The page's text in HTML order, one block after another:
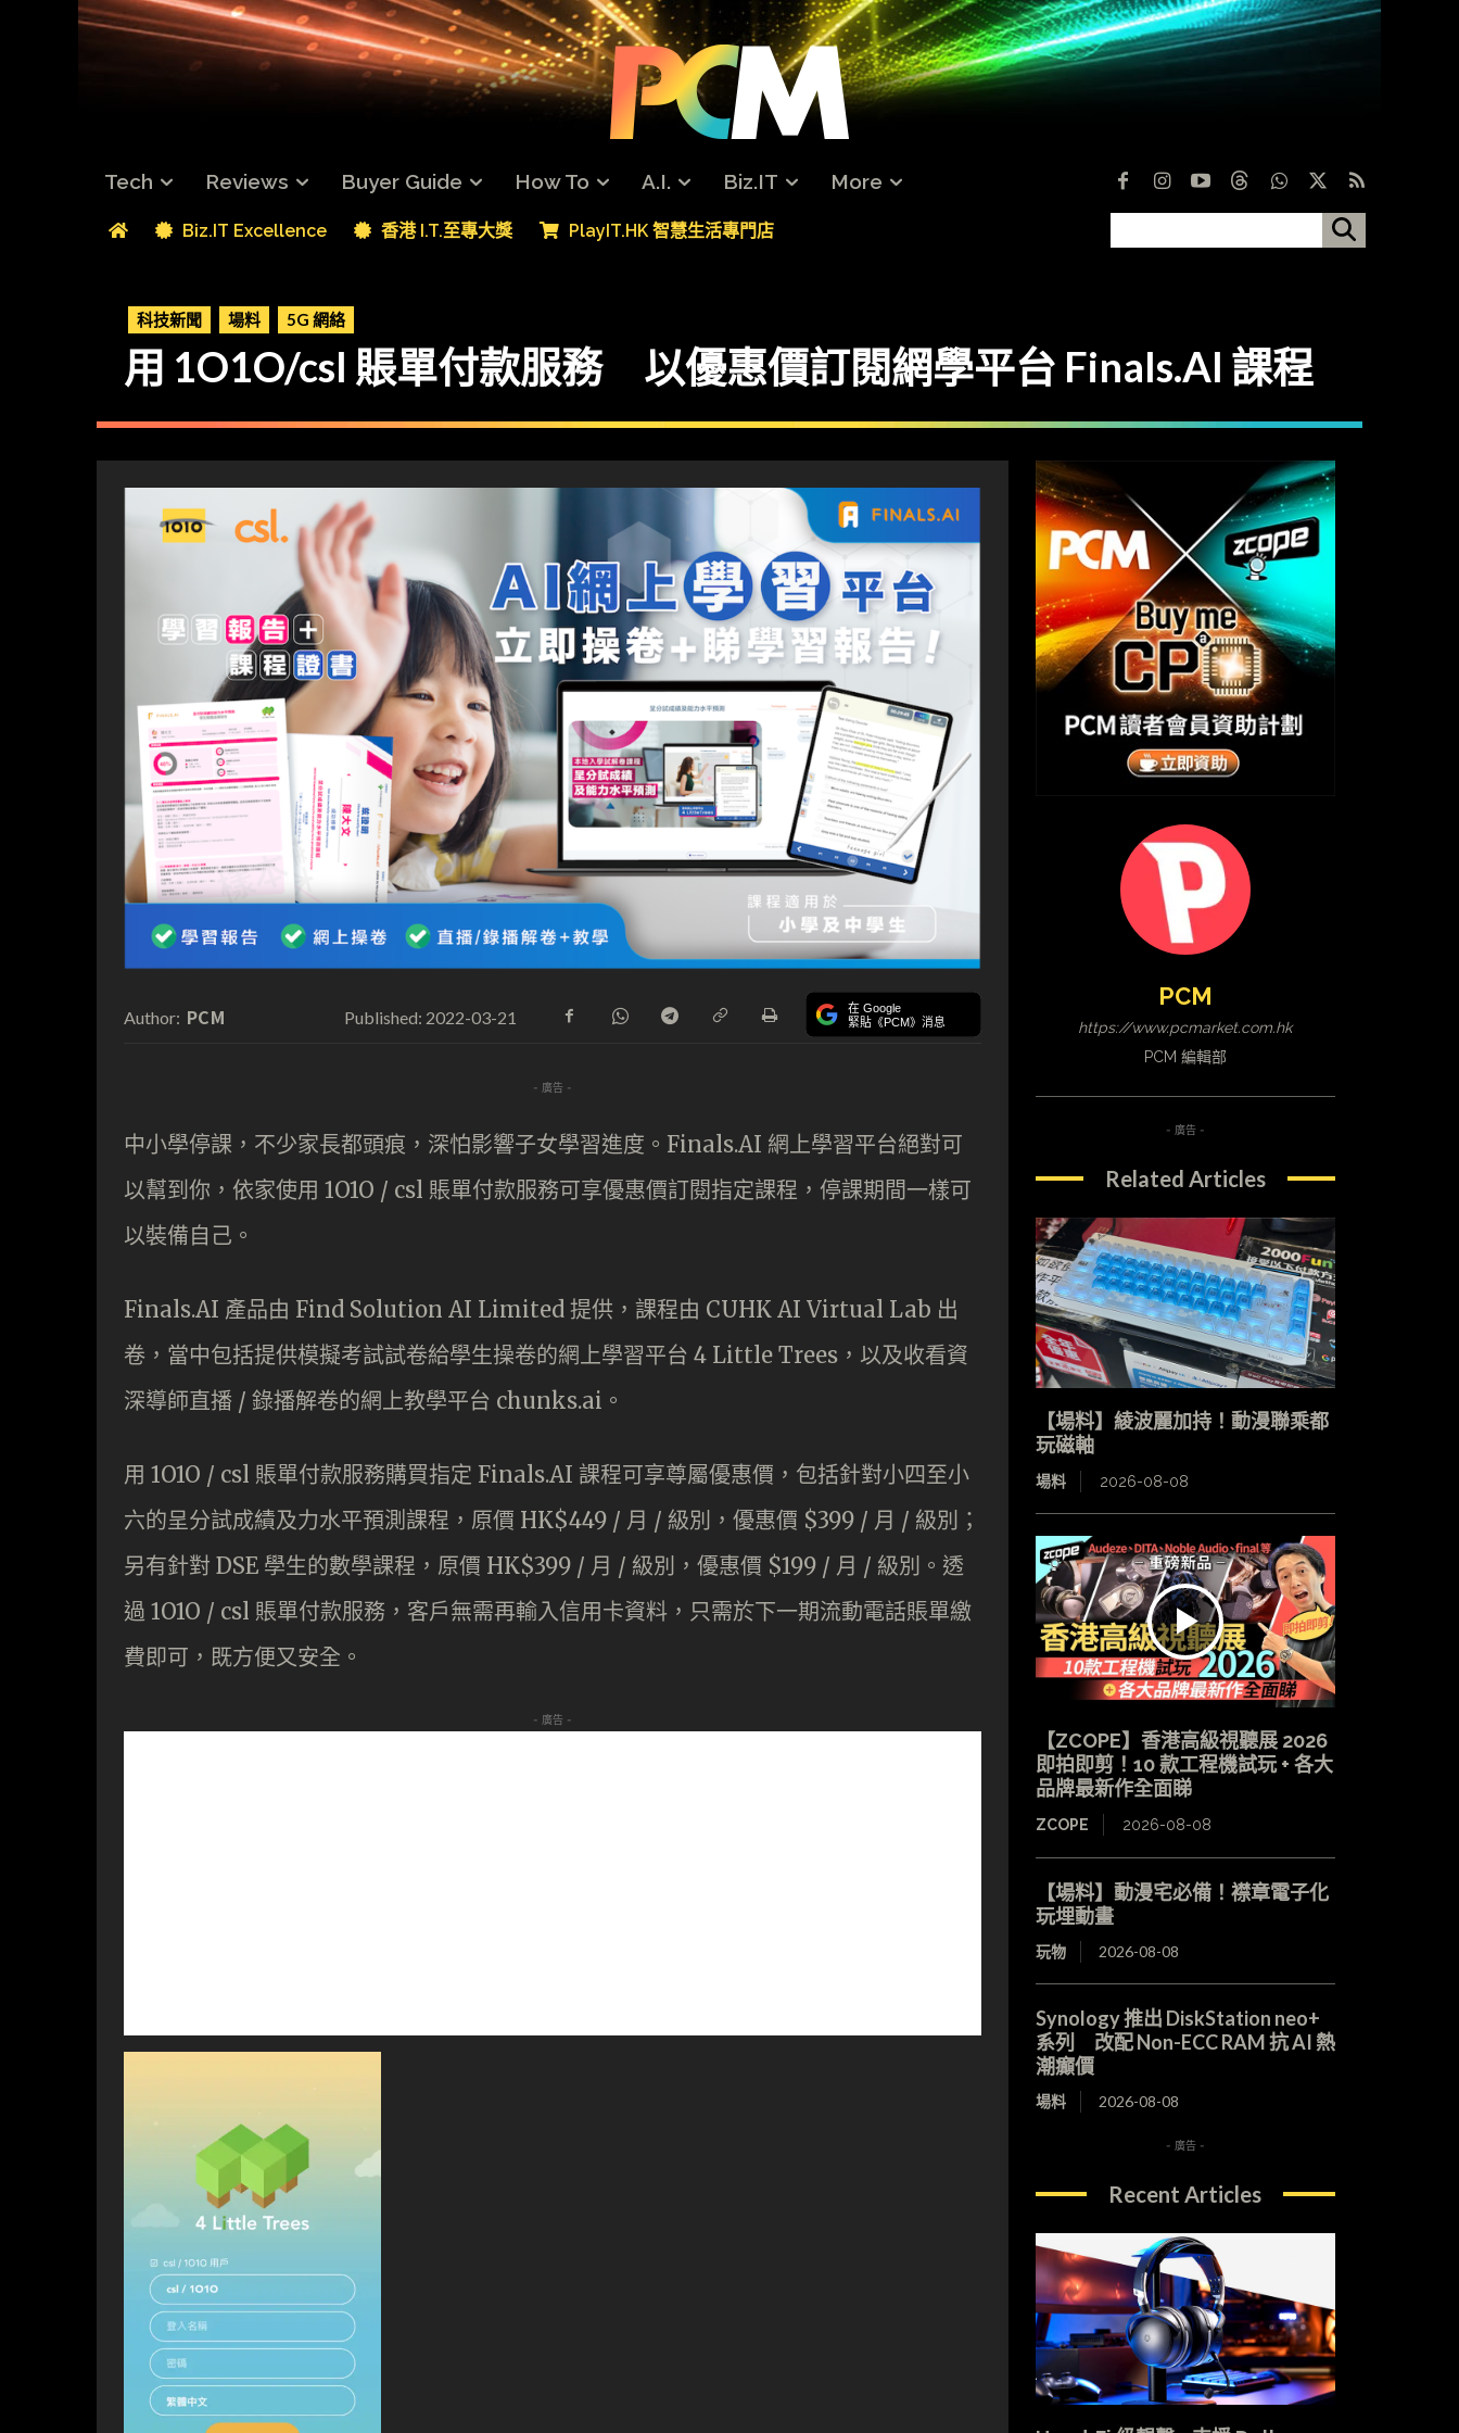
Tech Reviews Buyer Guide How To A.I. Biz.IT More
Biz.IT Excellence 香港 I.T.至專大獎 PlayIT.HK 智慧生活專門店
科技新聞 場料 5G 網絡
用 1O1O/csl 賬單付款服務 以優惠價訂閱網學平台 Finals.AI 課程
Author: PCM Published: 2022-03-21 在 Google
緊貼《PCM》消息
- 廣告 -
中小學停課，不少家長都頭痕，深怕影響子女學習進度。Finals.AI 網上學習平台絕對可
以幫到你，依家使用 1O1O / csl 賬單付款服務可享優惠價訂閱指定課程，停課期間一樣可
以裝備自己。
Finals.AI 產品由 Find Solution AI Limited 提供，課程由 CUHK AI Virtual Lab 出
卷，當中包括提供模擬考試試卷給學生操卷的網上學習平台 4 Little Trees，以及收看資
深導師直播 / 錄播解卷的網上教學平台 chunks.ai。
用 1O1O / csl 賬單付款服務購買指定 Finals.AI 課程可享尊屬優惠價，包括針對小四至小
六的呈分試成績及力水平預測課程，原價 HK$449 / 月 / 級別，優惠價 $399 / 月 / 級別；
另有針對 DSE 學生的數學課程，原價 HK$399 / 月 / 級別，優惠價 $199 / 月 / 級別。透
過 1O1O / csl 賬單付款服務，客戶無需再輸入信用卡資料，只需於下一期流動電話賬單繳
費即可，既方便又安全。
- 廣告 -
PCM
https://www.pcmarket.com.hk
PCM 編輯部
- 廣告 -
Related Articles
【場料】綾波麗加持！動漫聯乘都
玩磁軸
場料 2026-08-08
【ZCOPE】香港高級視聽展 2026
即拍即剪！10 款工程機試玩 + 各大
品牌最新作全面睇
ZCOPE 2026-08-08
【場料】動漫宅必備！襟章電子化
玩埋動畫
玩物 2026-08-08
Synology 推出 DiskStation neo+
系列 改配 Non-ECC RAM 抗 AI 熱
潮癲價
場料 2026-08-08
- 廣告 -
Recent Articles